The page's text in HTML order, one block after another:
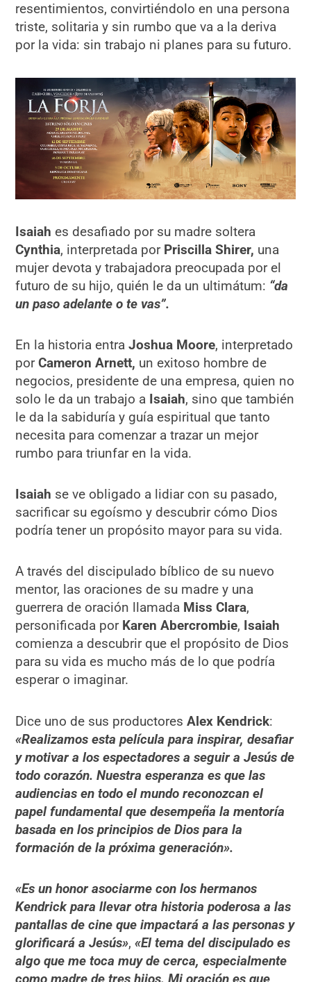
resentimientos, convirtiéndolo en una persona
triste, solitaria y sin rumbo que va a la deriva
por la vida: sin trabajo ni planes para su futuro.
Isaiah es desafiado por su madre soltera
Cynthia, interpretada por Priscilla Shirer, una
mujer devota y trabajadora preocupada por el
futuro de su hijo, quién le da un ultimátum: “da
un paso adelante o te vas”.
En la historia entraJoshua Moore, interpretado
porCameron Arnett, un exitoso hombre de
negocios, presidente de una empresa, quien no
solo le da un trabajo a Isaiah, sino que también
le da la sabiduría y guía espiritual que tanto
necesita para comenzar a trazar un mejor
rumbo para triunfar en la vida.
Isaiah se ve obligado a lidiar con su pasado,
sacrificar su egoísmo y descubrir cómo Dios
podría tener un propósito mayor para su vida.
A través del discipulado bíblico de su nuevo
mentor, las oraciones de su madre y una
guerrera de oración llamada Miss Clara,
personificada por Karen Abercrombie, Isaiah
comienza a descubrir que el propósito de Dios
para su vida es mucho más de lo que podría
esperar o imaginar.
Dice uno de sus productoresAlex Kendrick:
«Realizamos esta película para inspirar, desafiar
y motivar a los espectadores a seguir a Jesús de
todo corazón. Nuestra esperanza es que las
audiencias en todo el mundo reconozcan el
papel fundamental que desempeña la mentoría
basada en los principios de Dios para la
formación de la próxima generación».
«Es un honor asociarme con los hermanos
Kendrick para llevar otra historia poderosa a las
pantallas de cine que impactará a las personas y
glorificará a Jesús»,«El tema del discipulado es
algo que me toca muy de cerca, especialmente
como madre de tres hijos. Mi oración es que